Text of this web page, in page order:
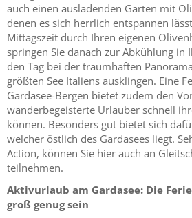
auch einen ausladenden Garten mit
denen es sich herrlich entspannen
Mittagszeit durch Ihren eigenen
springen Sie danach zur Abkühlung in
den Tag bei der traumhaften
größten See Italiens ausklingen. Eine
Gardasee-Bergen bietet zudem den
wanderbegeisterte Urlauber schnell
können. Besonders gut bietet sich
welcher östlich des Gardasees liegt.
Action, können Sie hier auch an
teilnehmen.
Aktivurlaub am Gardasee: Die
groß genug sein